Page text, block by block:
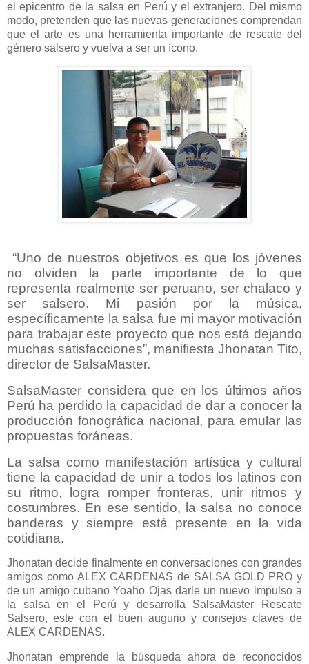
el epicentro de la salsa en Perú y el extranjero. Del mismo
modo, pretenden que las nuevas generaciones comprendan
que el arte es una herramienta importante de rescate del
género salsero y vuelva a ser un ícono.
“Uno de nuestros objetivos es que los jóvenes
no olviden la parte importante de lo que
representa realmente ser peruano, ser chalaco y
ser salsero. Mi pasión por la música,
específicamente la salsa fue mi mayor motivación
para trabajar este proyecto que nos está dejando
muchas satisfacciones”, manifiesta Jhonatan Tito,
director de SalsaMaster.
SalsaMaster considera que en los últimos años
Perú ha perdido la capacidad de dar a conocer la
producción fonográfica nacional, para emular las
propuestas foráneas.
La salsa como manifestación artística y cultural
tiene la capacidad de unir a todos los latinos con
su ritmo, logra romper fronteras, unir ritmos y
costumbres. En ese sentido, la salsa no conoce
banderas y siempre está presente en la vida
cotidiana.
Jhonatan decide finalmente en conversaciones con grandes
amigos como ALEX CARDENAS de SALSA GOLD PRO y
de un amigo cubano Yoaho Ojas darle un nuevo impulso a
la salsa en el Perú y desarrolla SalsaMaster Rescate
Salsero, este con el buen augurio y consejos claves de
ALEX CARDENAS.
Jhonatan emprende la búsqueda ahora de reconocidos